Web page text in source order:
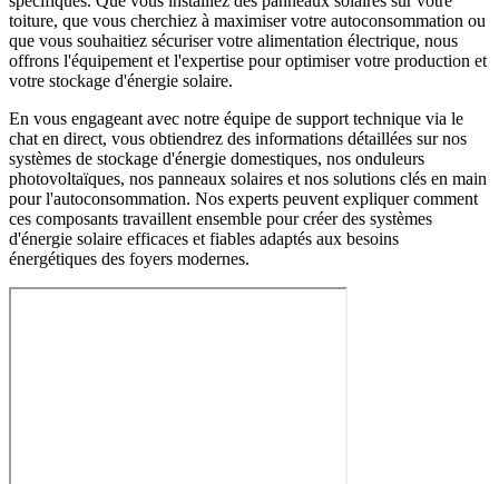
toiture, que vous cherchiez à maximiser votre autoconsommation ou
que vous souhaitiez sécuriser votre alimentation électrique, nous
offrons l'équipement et l'expertise pour optimiser votre production et
votre stockage d'énergie solaire.
En vous engageant avec notre équipe de support technique via le
chat en direct, vous obtiendrez des informations détaillées sur nos
systèmes de stockage d'énergie domestiques, nos onduleurs
photovoltaïques, nos panneaux solaires et nos solutions clés en main
pour l'autoconsommation. Nos experts peuvent expliquer comment
ces composants travaillent ensemble pour créer des systèmes
d'énergie solaire efficaces et fiables adaptés aux besoins
énergétiques des foyers modernes.